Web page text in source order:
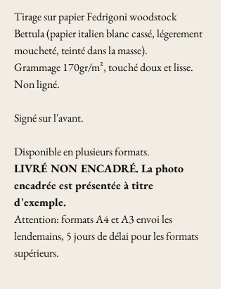
Tirage sur papier Fedrigoni woodstock
Bettula (papier italien blanc cassé, légerement
moucheté, teinté dans la masse).
Grammage 170gr/m², touché doux et lisse.
Non ligné.
Signé sur l'avant.
Disponible en plusieurs formats.
LIVRÉ NON ENCADRÉ. La photo
encadrée est présentée à titre
d'exemple.
Attention: formats A4 et A3 envoi les
lendemains, 5 jours de délai pour les formats
supérieurs.